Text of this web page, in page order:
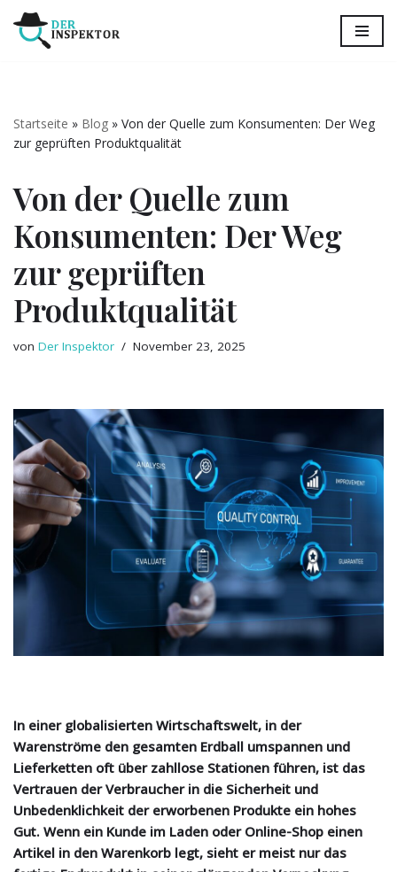
Startseite » Blog » Von der Quelle zum Konsumenten: Der Weg
zur geprüften Produktqualität
Von der Quelle zum
Konsumenten: Der Weg
zur geprüften
Produktqualität
von Der Inspektor November 23, 2025
In einer globalisierten Wirtschaftswelt, in der
Warenströme den gesamten Erdball umspannen und
Lieferketten oft über zahllose Stationen führen, ist das
Vertrauen der Verbraucher in die Sicherheit und
Unbedenklichkeit der erworbenen Produkte ein hohes
Gut. Wenn ein Kunde im Laden oder Online-Shop einen
Artikel in den Warenkorb legt, sieht er meist nur das